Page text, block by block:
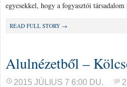
egyesekkel, hogy a fogyasztói
READ FULL STORY →
Alulnézetből –
2015 JÚLIUS 7 6:00 DU.